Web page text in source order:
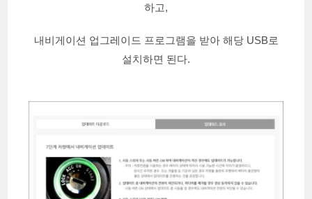
하고,
내비게이션 업그레이드 프로그램을 받아 해당 USB로
설치하면 된다.